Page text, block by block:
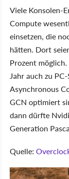
Viele Konsolen-
Compute
einsetzen, die
hätten. Dort
Prozent
Jahr auch zu
Asynchronous
GCN optimiert
dann dürfte
Generation
Quelle: